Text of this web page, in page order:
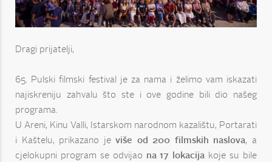
Dragi prijatelji,
65. Pulski filmski festival je za nama i želimo vam iskazati
najiskreniju zahvalu što ste i ove godine bili dio našeg
programa.
U Areni, Kinu Valli, Istarskom narodnom kazalištu, Portarati
i Kaštelu, prikazano jeviše od 200 filmskih naslova, a
cjelokupni program se odvijao na 17 lokacija koje su bile